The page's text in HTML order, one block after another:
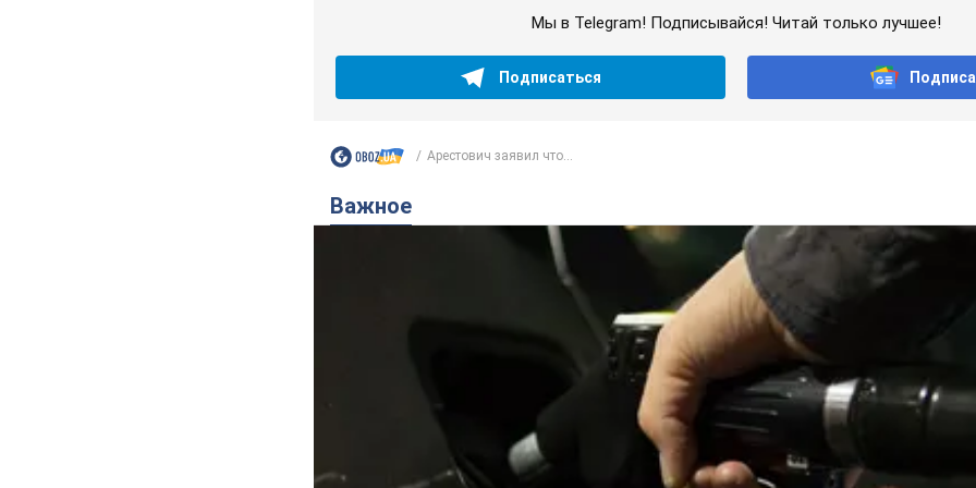
Мы в Telegram! Подписывайся! Читай только лучшее!
Подписаться
Арестович заявил что...
Важное